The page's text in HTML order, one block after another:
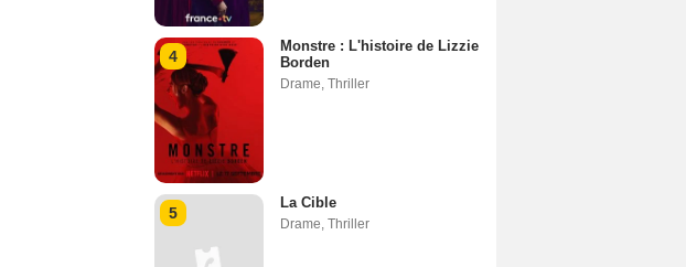
4
Monstre : L'histoire de Lizzie
Borden
Drame, Thriller
5
La Cible
Drame, Thriller